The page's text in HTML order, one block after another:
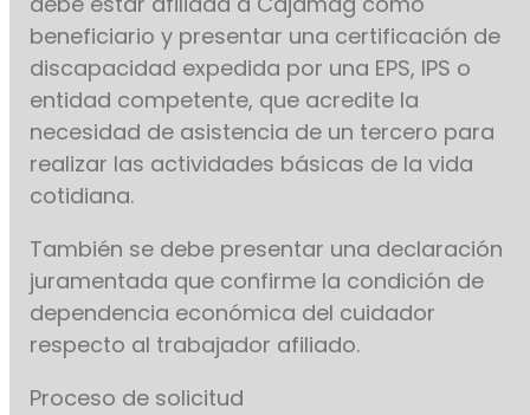
beneficiario y presentar una certificación de
discapacidad expedida por una EPS, IPS o
entidad competente, que acredite la
necesidad de asistencia de un tercero para
realizar las actividades básicas de la vida
cotidiana.
También se debe presentar una declaración
juramentada que confirme la condición de
dependencia económica del cuidador
respecto al trabajador afiliado.
Proceso de solicitud